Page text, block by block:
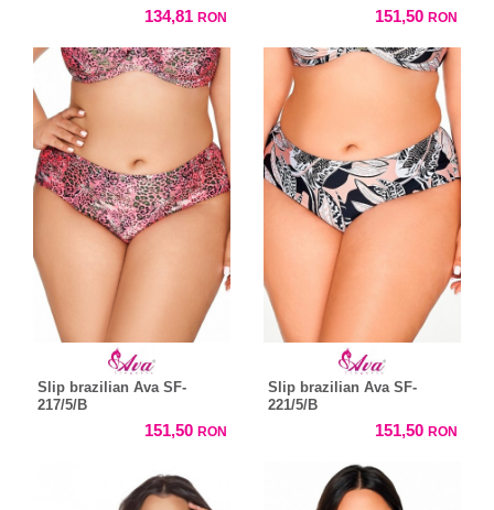
134,81 RON 151,50 RON
Slip brazilian Ava SF-
217/5/B
151,50 RON
Slip brazilian Ava SF-
221/5/B
151,50 RON